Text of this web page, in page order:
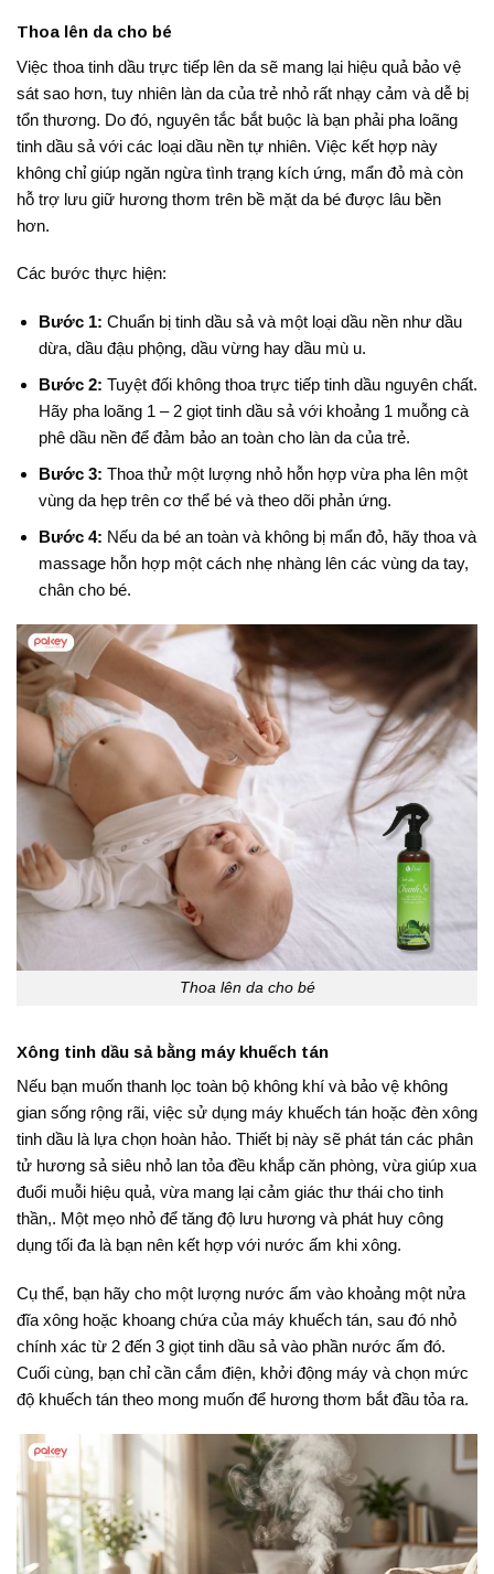
Thoa lên da cho bé
Việc thoa tinh dầu trực tiếp lên da sẽ mang lại hiệu quả bảo vệ
sát sao hơn, tuy nhiên làn da của trẻ nhỏ rất nhạy cảm và dễ bị
tổn thương. Do đó, nguyên tắc bắt buộc là bạn phải pha loãng
tinh dầu sả với các loại dầu nền tự nhiên. Việc kết hợp này
không chỉ giúp ngăn ngừa tình trạng kích ứng, mẩn đỏ mà còn
hỗ trợ lưu giữ hương thơm trên bề mặt da bé được lâu bền
hơn.
Các bước thực hiện:
Bước 1: Chuẩn bị tinh dầu sả và một loại dầu nền như dầu
dừa, dầu đậu phộng, dầu vừng hay dầu mù u.
Bước 2: Tuyệt đối không thoa trực tiếp tinh dầu nguyên chất.
Hãy pha loãng 1 – 2 giọttinh dầu sả với khoảng 1 muỗng cà
phê dầu nền để đảm bảo an toàn cho làn da của trẻ.
Bước 3: Thoa thử một lượng nhỏ hỗn hợp vừa pha lên một
vùng da hẹp trên cơ thể bé và theo dõi phản ứng.
Bước 4: Nếu da bé an toàn và không bị mẩn đỏ, hãy thoa và
massage hỗn hợp một cách nhẹ nhàng lên các vùng da tay,
chân cho bé.
Thoa lên da cho bé
Xông tinh dầu sả bằng máy khuếch tán
Nếu bạn muốn thanh lọc toàn bộ không khí và bảo vệ không
gian sống rộng rãi, việc sử dụng máy khuếch tán hoặc đèn xông
tinh dầu là lựa chọn hoàn hảo. Thiết bị này sẽ phát tán các phân
tử hương sả siêu nhỏ lan tỏa đều khắp căn phòng, vừa giúp xua
đuổi muỗi hiệu quả, vừa mang lại cảm giác thư thái cho tinh
thần,. Một mẹo nhỏ để tăng độ lưu hương và phát huy công
dụng tối đa là bạn nên kết hợp với nước ấm khi xông.
Cụ thể, bạn hãy cho một lượng nước ấm vào khoảng một nửa
đĩa xông hoặc khoang chứa của máy khuếch tán, sau đó nhỏ
chính xác từ 2 đến 3 giọt tinh dầu sả vào phần nước ấm đó.
Cuối cùng, bạn chỉ cần cắm điện, khởi động máy và chọn mức
độ khuếch tán theo mong muốn để hương thơm bắt đầu tỏa ra.